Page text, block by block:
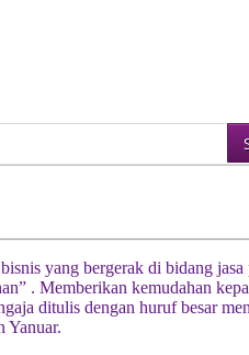
yang bergerak di bidang
. Memberikan kemudahan
ditulis dengan huruf besar
Yanuar.